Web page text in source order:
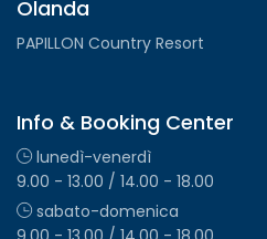
Olanda
PAPILLON Country Resort
Info & Booking Center
lunedì-venerdì
9.00 - 13.00 / 14.00 - 18.00
sabato-domenica